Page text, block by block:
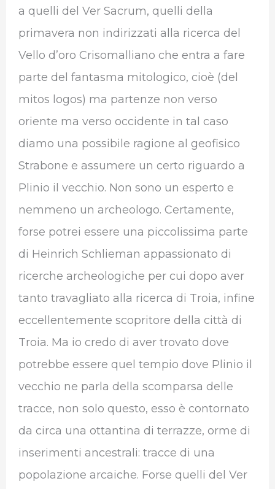
a quelli del Ver Sacrum, quelli della
primavera non indirizzati alla ricerca del
Vello d’oro Crisomalliano che entra a fare
parte del fantasma mitologico, cioè (del
mitos logos) ma partenze non verso
oriente ma verso occidente in tal caso
diamo una possibile ragione al geofisico
Strabone e assumere un certo riguardo a
Plinio il vecchio. Non sono un esperto e
nemmeno un archeologo. Certamente,
forse potrei essere una piccolissima parte
di Heinrich Schlieman appassionato di
ricerche archeologiche per cui dopo aver
tanto travagliato alla ricerca di Troia, infine
eccellentemente scopritore della città di
Troia. Ma io credo di aver trovato dove
potrebbe essere quel tempio dove Plinio il
vecchio ne parla della scomparsa delle
tracce, non solo questo, esso è contornato
da circa una ottantina di terrazze, orme di
inserimenti ancestrali: tracce di una
popolazione arcaiche. Forse quelli del Ver